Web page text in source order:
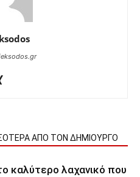
ΑΠΟ ΤΟΝ ΔΗΜΙΟΥΡΓΟ
καλύτερο λαχανικό που